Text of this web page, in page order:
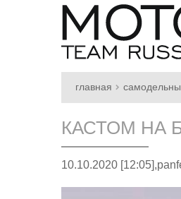
главная
КАСТОМ НА
10.10.2020 [12:05],